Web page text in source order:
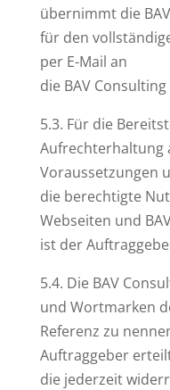
übernimmt die
für den
per E-Mail an
die BAV
5.3. Für die
Aufrechterhaltung
Voraussetzungen
die berechtigte
Webseiten und
ist der
5.4. Die BAV
und Wortmarken
Referenz zu
Auftraggeber
die jederzeit